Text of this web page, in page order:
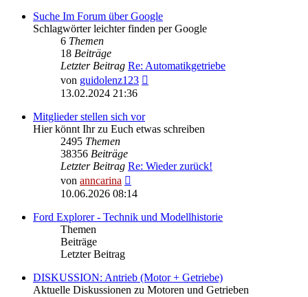
Suche Im Forum über Google
Schlagwörter leichter finden per Google
6 Themen
18 Beiträge
Letzter Beitrag Re: Automatikgetriebe
von guidolenz123
13.02.2024 21:36
Mitglieder stellen sich vor
Hier könnt Ihr zu Euch etwas schreiben
2495 Themen
38356 Beiträge
Letzter Beitrag Re: Wieder zurück!
von anncarina
Beitrag
10.06.2026 08:14
Ford Explorer - Technik und Modellhistorie
Themen
Beiträge
Letzter Beitrag
DISKUSSION: Antrieb (Motor + Getriebe)
Aktuelle Diskussionen zu Motoren und Getrieben